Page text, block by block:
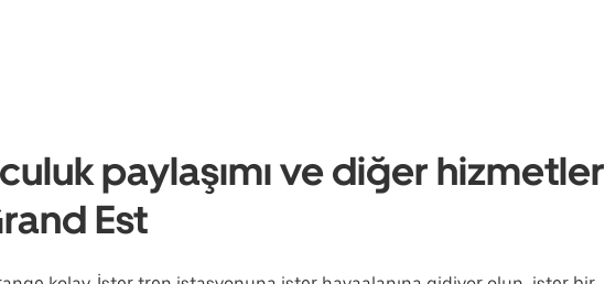
paylaşımı ve diğer hizmetler
Est